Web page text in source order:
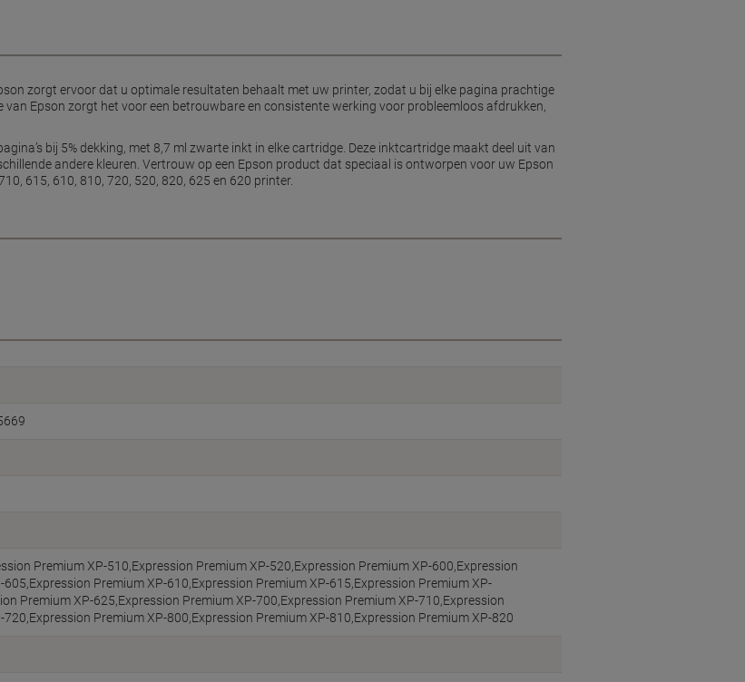
zorgt ervoor dat u optimale resultaten behaalt met uw printer, zodat u bij elke pagina prachtige
Epson zorgt het voor een betrouwbare en consistente werking voor probleemloos afdrukken,
bij 5% dekking, met 8,7 ml zwarte inkt in elke cartridge. Deze inktcartridge maakt deel uit van
andere kleuren. Vertrouw op een Epson product dat speciaal is ontworpen voor uw Epson
615, 610, 810, 720, 520, 820, 625 en 620 printer.
Premium XP-510,Expression Premium XP-520,Expression Premium XP-600,Expression
605,Expression Premium XP-610,Expression Premium XP-615,Expression Premium XP-
Premium XP-625,Expression Premium XP-700,Expression Premium XP-710,Expression
720,Expression Premium XP-800,Expression Premium XP-810,Expression Premium XP-820